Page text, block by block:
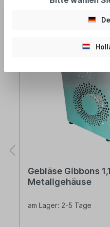
Gebläse Gibbons
Metallgehäuse
am Lager: 2-5 Tage